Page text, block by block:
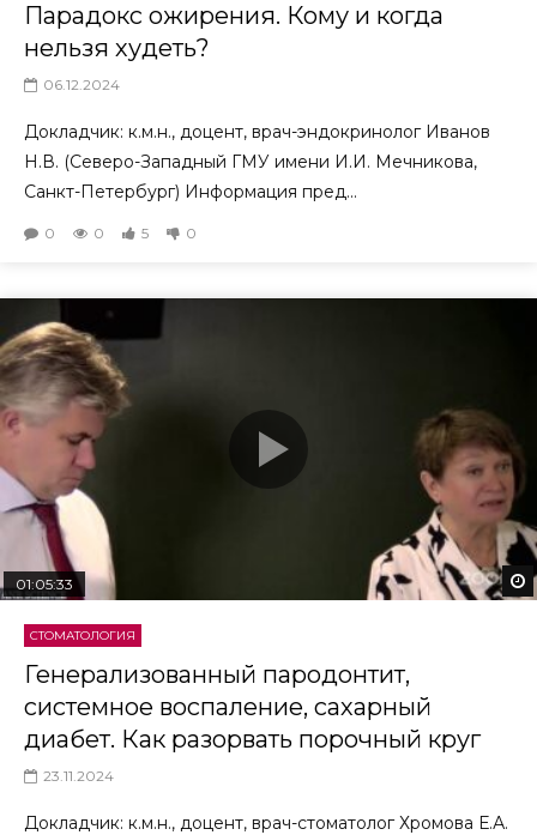
Парадокс ожирения. Кому и когда
нельзя худеть?
06.12.2024
Докладчик: к.м.н., доцент, врач-эндокринолог Иванов
Н.В. (Северо-Западный ГМУ имени И.И. Мечникова,
Санкт-Петербург) Информация пред...
0 0 5 0
01:05:33
СТОМАТОЛОГИЯ
Генерализованный пародонтит,
системное воспаление, сахарный
диабет. Как разорвать порочный круг
23.11.2024
Докладчик: к.м.н., доцент, врач-стоматолог Хромова Е.А.